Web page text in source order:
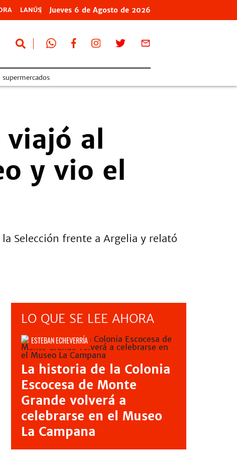
LANÚS Jueves 6 de Agosto de 2026
supermercados
viajó al
y vio el
Selección frente a Argelia y relató
LO QUE SE LEE AHORA
ESTEBAN ECHEVERRÍA
La historia de la Colonia
Escocesa de Monte
Grande volverá a
celebrarse en el Museo
La Campana